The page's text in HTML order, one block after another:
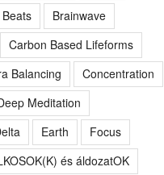
Brainwave
Carbon Based Lifeforms
Balancing
Concentration
Meditation
Earth
Focus
és áldozatOK